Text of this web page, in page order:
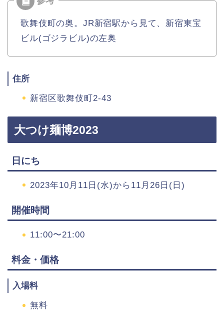
歌舞伎町の奥。JR新宿駅から見て、新宿東宝
ビル(ゴジラビル)の左奥
住所
新宿区歌舞伎町2-43
大つけ麺博2023
日にち
2023年10月11日(水)から11月26日(日)
開催時間
11:00〜21:00
料金・価格
入場料
無料